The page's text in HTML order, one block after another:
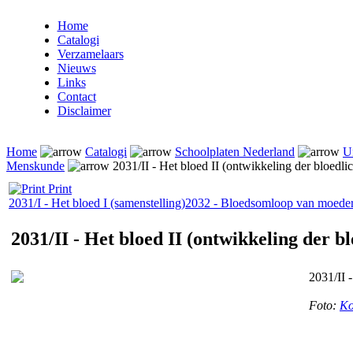
Home
Catalogi
Verzamelaars
Nieuws
Links
Contact
Disclaimer
Home Catalogi Schoolplaten Nederland
Menskunde
2031/II - Het bloed II (ontwikkeling der
Print
2031/I - Het bloed I (samenstelling)2032 - Bloedsomloop van
2031/II - Het bloed II (ontwikkeling der
2031/II
Foto: